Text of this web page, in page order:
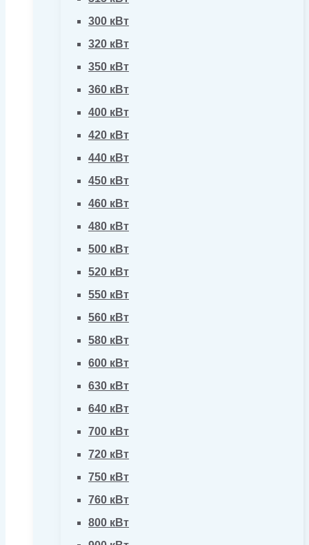
300 кВт
320 кВт
350 кВт
360 кВт
400 кВт
420 кВт
440 кВт
450 кВт
460 кВт
480 кВт
500 кВт
520 кВт
550 кВт
560 кВт
580 кВт
600 кВт
630 кВт
640 кВт
700 кВт
720 кВт
750 кВт
760 кВт
800 кВт